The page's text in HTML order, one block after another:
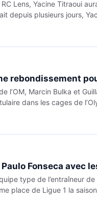
Lens, Yacine Titraoui
depuis plusieurs jours,
rebondissement
l’OM, Marcin Bulka et
dans les cages de
Fonseca avec
type de l’entraîneur
place de Ligue 1 la